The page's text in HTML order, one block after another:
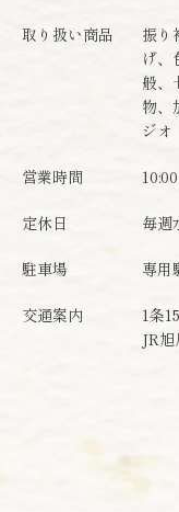
取り扱い商品
振り
げ、
般、
物、
ジオ
営業時間
定休日 毎週
駐車場 専用
交通案内
1条
JR